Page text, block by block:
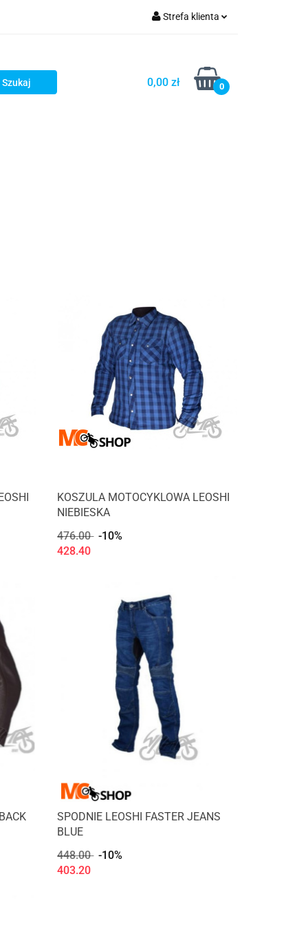
Strefa klienta
Zarejestruj się
Dodaj zgłoszenie
0,00 zł 0
KOSZULA MOTOCYKLOWA LEOSHI
NIEBIESKA
476.00 -10%
428.40
SPODNIE LEOSHI FASTER JEANS
BLUE
448.00 -10%
403.20